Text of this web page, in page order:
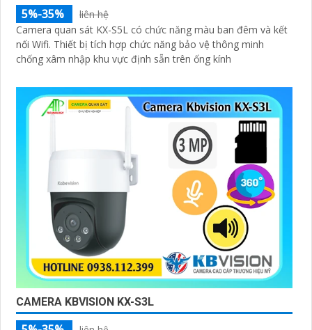
5%-35%
liên hệ
Camera quan sát KX-S5L có chức năng màu ban đêm và kết
nối Wifi. Thiết bị tích hợp chức năng bảo vệ thông minh
chống xâm nhập khu vực định sẵn trên ống kính
CAMERA KBVISION KX-S3L